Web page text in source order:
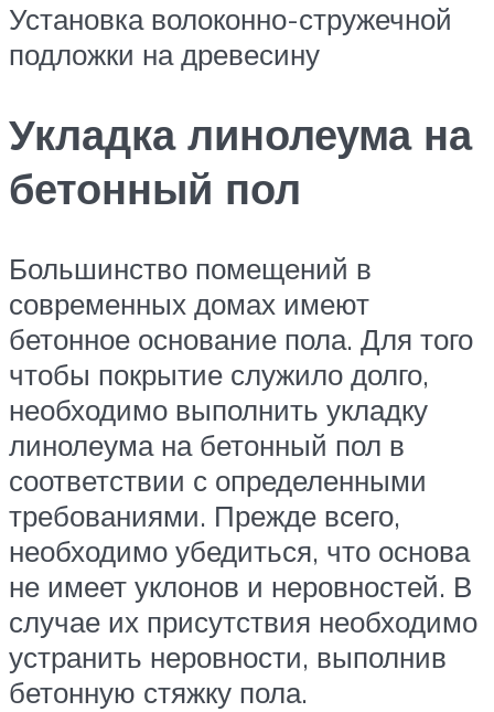
Установка волоконно-стружечной
подложки на древесину
Укладка линолеума на
бетонный пол
Большинство помещений в
современных домах имеют
бетонное основание пола. Для того
чтобы покрытие служило долго,
необходимо выполнить укладку
линолеума на бетонный пол в
соответствии с определенными
требованиями. Прежде всего,
необходимо убедиться, что основа
не имеет уклонов и неровностей. В
случае их присутствия необходимо
устранить неровности, выполнив
бетонную стяжку пола.